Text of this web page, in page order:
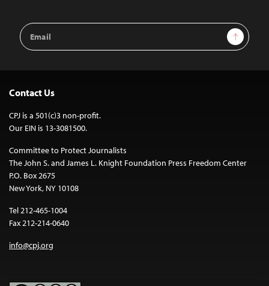
Email
Address
Sign Up
Contact Us
CPJ is a 501(c)3 non-profit.
Our EIN is 13-3081500.
Committee to Protect Journalists
The John S. and James L. Knight Foundation Press Freedom Center
P.O. Box 2675
New York, NY 10108
Tel 212-465-1004
Fax 212-214-0640
info@cpj.org